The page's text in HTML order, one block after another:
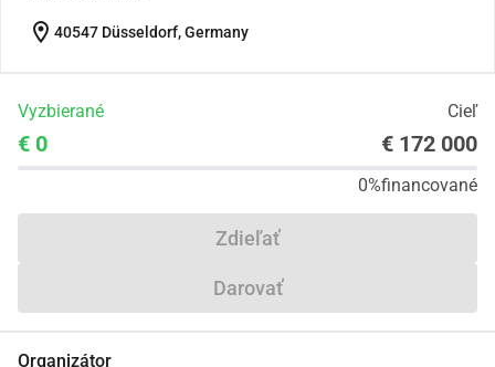
location_on 40547 Düsseldorf, Germany
Vyzbierané Cieľ
€ 0 € 172 000
0%financované
Zdieľať
Darovať
Organizátor